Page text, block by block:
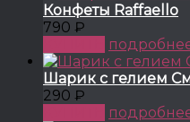
Конфеты Raffaello
790 ₽
Шарик с гелием
290 ₽